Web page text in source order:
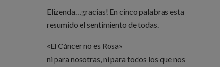
Elizenda…gracias! En cinco palabras esta
resumido el sentimiento de todas.
«El Cáncer no es Rosa»
ni para nosotras, ni para todos los que nos